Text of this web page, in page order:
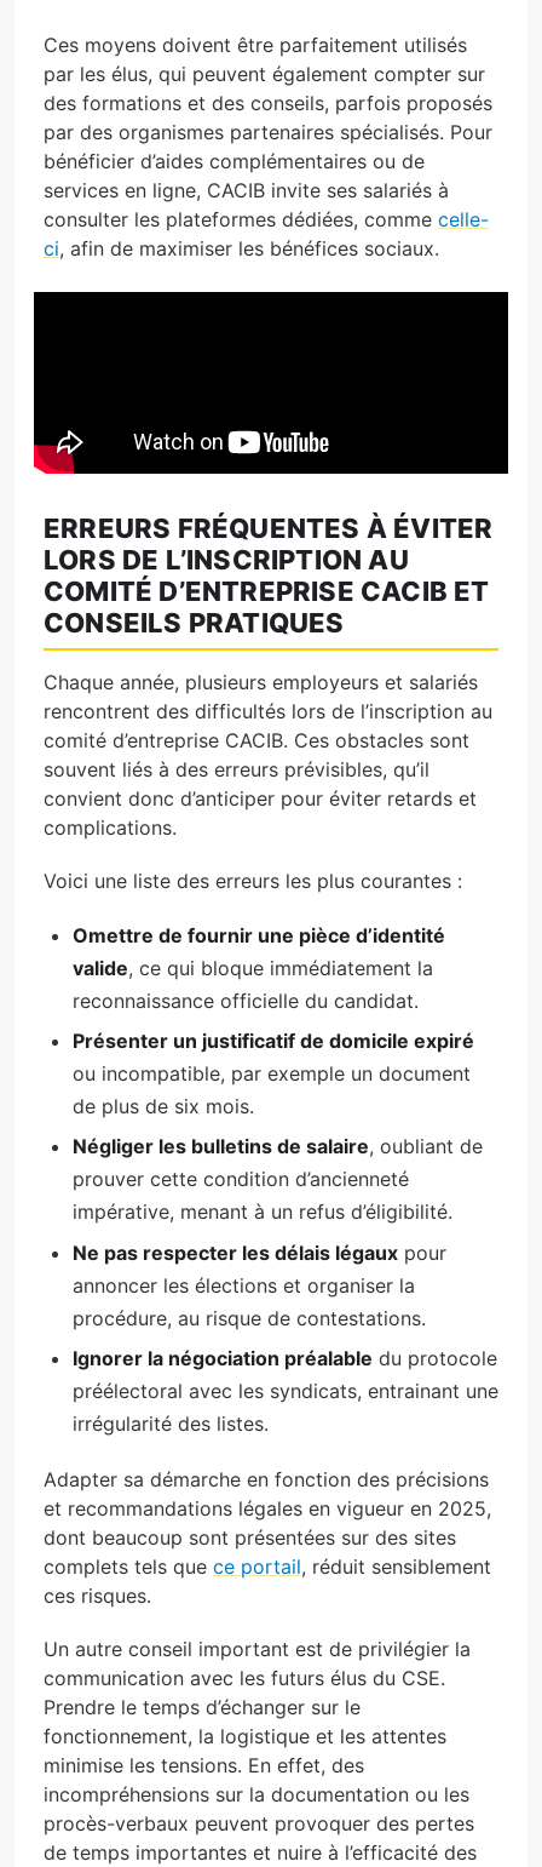
Ces moyens doivent être parfaitement utilisés
par les élus, qui peuvent également compter sur
des formations et des conseils, parfois proposés
par des organismes partenaires spécialisés. Pour
bénéficier d’aides complémentaires ou de
services en ligne, CACIB invite ses salariés à
consulter les plateformes dédiées, comme celle-
ci, afin de maximiser les bénéfices sociaux.
ERREURS FRÉQUENTES À ÉVITER
LORS DE L’INSCRIPTION AU
COMITÉ D’ENTREPRISE CACIB ET
CONSEILS PRATIQUES
Chaque année, plusieurs employeurs et salariés
rencontrent des difficultés lors de l’inscription au
comité d’entreprise CACIB. Ces obstacles sont
souvent liés à des erreurs prévisibles, qu’il
convient donc d’anticiper pour éviter retards et
complications.
Voici une liste des erreurs les plus courantes :
Omettre de fournir une pièce d’identité
valide, ce qui bloque immédiatement la
reconnaissance officielle du candidat.
Présenter un justificatif de domicile expiré
ou incompatible, par exemple un document
de plus de six mois.
Négliger les bulletins de salaire, oubliant de
prouver cette condition d’ancienneté
impérative, menant à un refus d’éligibilité.
Ne pas respecter les délais légaux pour
annoncer les élections et organiser la
procédure, au risque de contestations.
Ignorer la négociation préalable du protocole
préélectoral avec les syndicats, entrainant une
irrégularité des listes.
Adapter sa démarche en fonction des précisions
et recommandations légales en vigueur en 2025,
dont beaucoup sont présentées sur des sites
complets tels que ce portail, réduit sensiblement
ces risques.
Un autre conseil important est de privilégier la
communication avec les futurs élus du CSE.
Prendre le temps d’échanger sur le
fonctionnement, la logistique et les attentes
minimise les tensions. En effet, des
incompréhensions sur la documentation ou les
procès-verbaux peuvent provoquer des pertes
de temps importantes et nuire à l’efficacité des